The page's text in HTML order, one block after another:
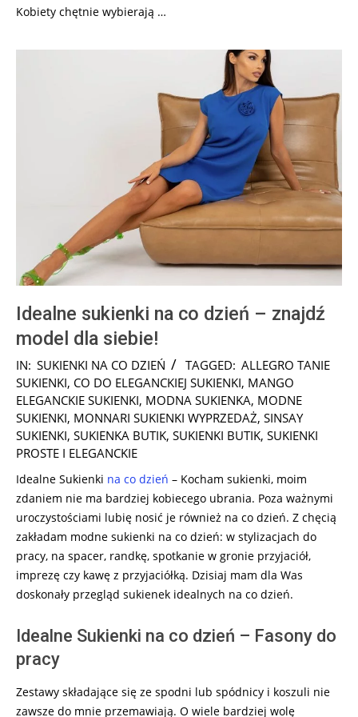
Kobiety chętnie wybierają …
Idealne sukienki na co dzień – znajdź
model dla siebie!
2025-
06-
06
IN: SUKIENKI NA CO DZIEŃ TAGGED: ALLEGRO TANIE
SUKIENKI, CO DO ELEGANCKIEJ SUKIENKI, MANGO
ELEGANCKIE SUKIENKI, MODNA SUKIENKA, MODNE
SUKIENKI, MONNARI SUKIENKI WYPRZEDAŻ, SINSAY
SUKIENKI, SUKIENKA BUTIK, SUKIENKI BUTIK, SUKIENKI
PROSTE I ELEGANCKIE
Idealne Sukienki na co dzień – Kocham sukienki, moim
zdaniem nie ma bardziej kobiecego ubrania. Poza ważnymi
uroczystościami lubię nosić je również na co dzień. Z chęcią
zakładam modne sukienki na co dzień: w stylizacjach do
pracy, na spacer, randkę, spotkanie w gronie przyjaciół,
imprezę czy kawę z przyjaciółką. Dzisiaj mam dla Was
doskonały przegląd sukienek idealnych na co dzień.
Idealne Sukienki na co dzień – Fasony do
pracy
Zestawy składające się ze spodni lub spódnicy i koszuli nie
zawsze do mnie przemawiają. O wiele bardziej wolę